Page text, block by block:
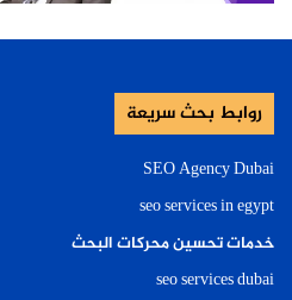
روابط بحث سريعة
SEO Agency Dubai
seo services in egypt
خدمات تحسين محركات البحث
seo services dubai